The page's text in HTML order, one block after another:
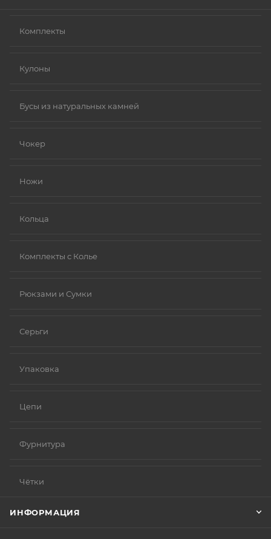
Комплекты
Кулоны
Бусы из натуральных камней
Чокер
Ножи
Кольца
Комплекты с Колье
Рюкзами и Сумки
Серьги
Упаковка
Цепи
Фурнитура
Чётки
ИНФОРМАЦИЯ